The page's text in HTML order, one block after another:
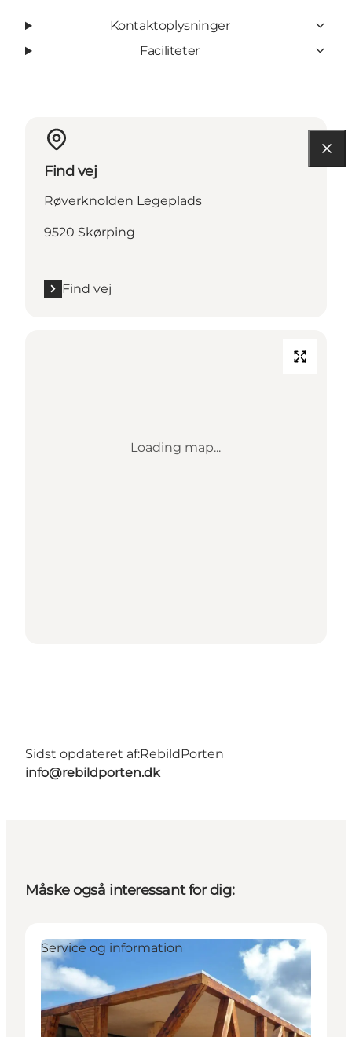
Kontaktoplysninger
Faciliteter
Find vej
Røverknolden Legeplads
9520 Skørping
Find vej
Loading map...
Sidst opdateret af:RebildPorten
info@rebildporten.dk
Måske også interessant for dig:
Service og information